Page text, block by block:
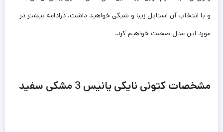
و با انتخاب آن استایل زیبا و شیکی خواهید داشت. درادامه بیشتر در
مورد این مدل صحبت خواهیم کرد.
مشخصات کتونی نایکی یانیس 3 مشکی سفید